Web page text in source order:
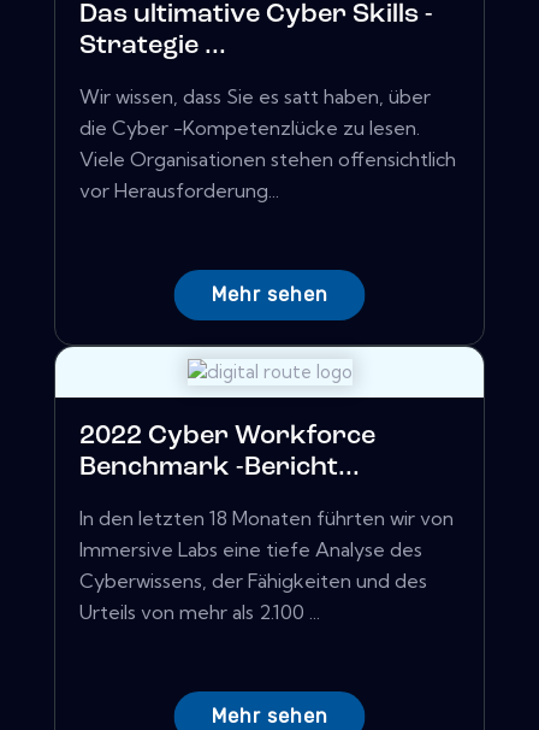
Das ultimative Cyber ​​Skills -
Strategie ...
Wir wissen, dass Sie es satt haben, über
die Cyber ​​-Kompetenzlücke zu lesen.
Viele Organisationen stehen offensichtlich
vor Herausforderung...
Mehr sehen
2022 Cyber ​​Workforce
Benchmark -Bericht...
In den letzten 18 Monaten führten wir von
Immersive Labs eine tiefe Analyse des
Cyberwissens, der Fähigkeiten und des
Urteils von mehr als 2.100 ...
Mehr sehen